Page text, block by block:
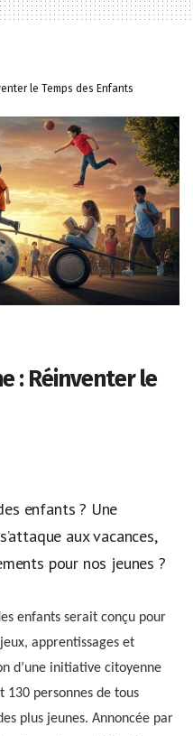
le Temps des Enfants
: Réinventer le
enfants ? Une
aux vacances,
pour nos jeunes ?
enfants serait conçu pour
apprentissages et
d’une initiative citoyenne
130 personnes de tous
plus jeunes. Annoncée par